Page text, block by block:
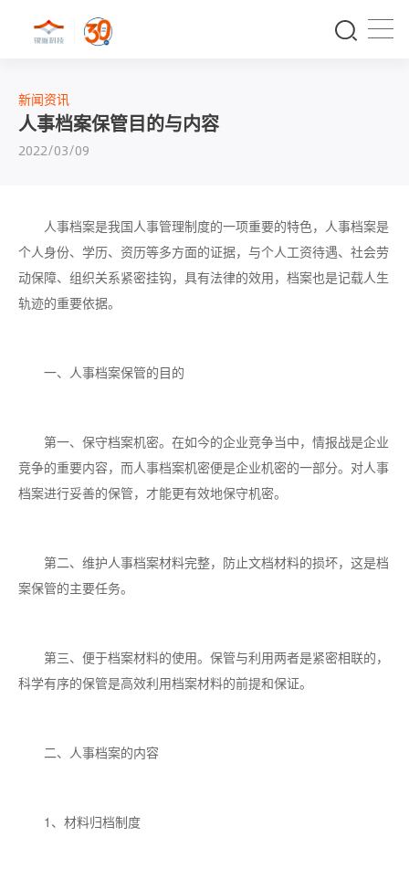
新闻资讯
人事档案保管目的与内容
2022/03/09
人事档案是我国人事管理制度的一项重要的特色，人事档案是
个人身份、学历、资历等多方面的证据，与个人工资待遇、社会劳
动保障、组织关系紧密挂钩，具有法律的效用，档案也是记载人生
轨迹的重要依据。
一、人事档案保管的目的
第一、保守档案机密。在如今的企业竞争当中，情报战是企业
竞争的重要内容，而人事档案机密便是企业机密的一部分。对人事
档案进行妥善的保管，才能更有效地保守机密。
第二、维护人事档案材料完整，防止文档材料的损坏，这是档
案保管的主要任务。
第三、便于档案材料的使用。保管与利用两者是紧密相联的，
科学有序的保管是高效利用档案材料的前提和保证。
二、人事档案的内容
1、材料归档制度